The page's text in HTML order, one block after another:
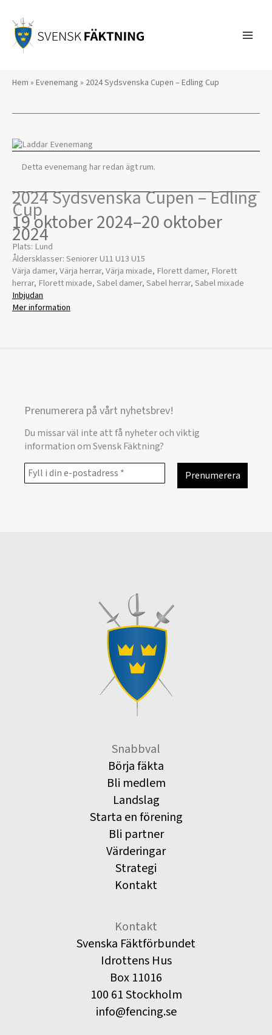
innehåll
Hem » Evenemang » 2024 Sydsvenska Cupen – Edling Cup
Detta evenemang har redan ägt rum.
2024 Sydsvenska Cupen – Edling
Cup
19 oktober 2024–20 oktober
2024
Plats: Lund
Åldersklasser: Seniorer U11 U13 U15
Värja damer, Värja herrar, Värja mixade, Florett damer, Florett
herrar, Florett mixade, Sabel damer, Sabel herrar, Sabel mixade
Inbjudan
Mer information
Prenumerera på vårt nyhetsbrev!
Du missar väl inte att få nyheter och viktig
information om Svensk Fäktning?
Snabbval
Börja fäkta
Bli medlem
Landslag
Starta en förening
Bli partner
Värderingar
Strategi
Kontakt
Kontakt
Svenska Fäktförbundet
Idrottens Hus
Box 11016
100 61 Stockholm
info@fencing.se